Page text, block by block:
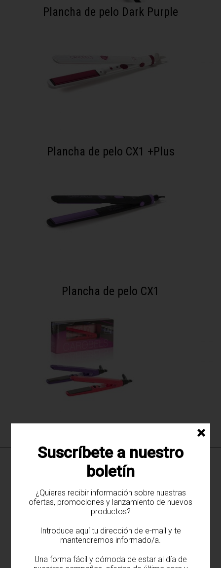
×
Suscríbete a nuestro
boletín
¿Quieres recibir información sobre nuestras
ofertas, promociones y lanzamiento de nuevos
productos?
Introduce aquí tu dirección de e-mail y te
mantendremos informado/a.
Una forma fácil y cómoda de estar al día de
Plancha de pelo Dark Purple
Plancha de pelo CX1 +Plus
Plancha de pelo CX1
otros productos deSculp by
SECADORES